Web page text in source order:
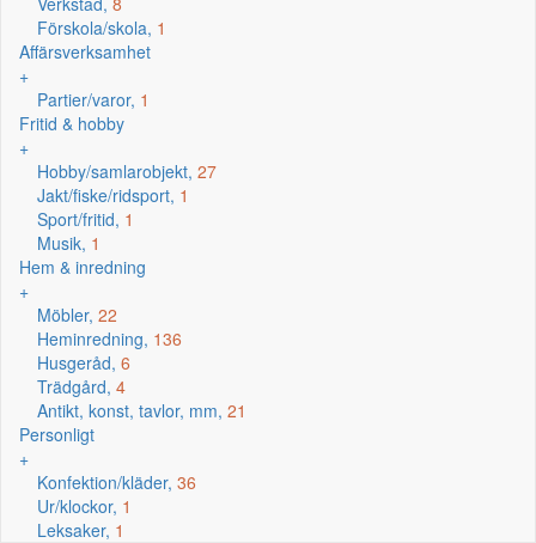
Förskola/skola, 1
Affärsverksamhet
+
Partier/varor, 1
Fritid & hobby
+
Hobby/samlarobjekt, 27
Jakt/fiske/ridsport, 1
Sport/fritid, 1
Musik, 1
Hem & inredning
+
Möbler, 22
Heminredning, 136
Husgeråd, 6
Trädgård, 4
Antikt, konst, tavlor, mm, 21
Personligt
+
Konfektion/kläder, 36
Ur/klockor, 1
Leksaker, 1